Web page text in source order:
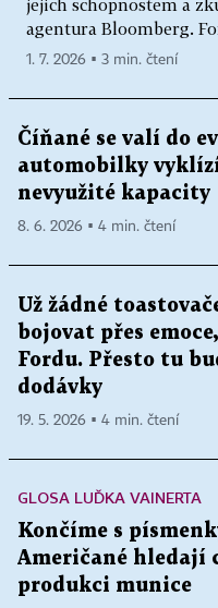
jejich schopnostem a
agentura Bloomberg.
1. 7. 2026 ▪ 3 min. čtení
Číňané se valí do
automobilky
nevyužité kapacity
8. 6. 2026 ▪ 4 min. čtení
Už žádné
bojovat přes
Fordu. Přesto tu
dodávky
19. 5. 2026 ▪ 4 min. čtení
GLOSA LUĎKA VAINERTA
Končíme s
Američané hledají
produkci munice